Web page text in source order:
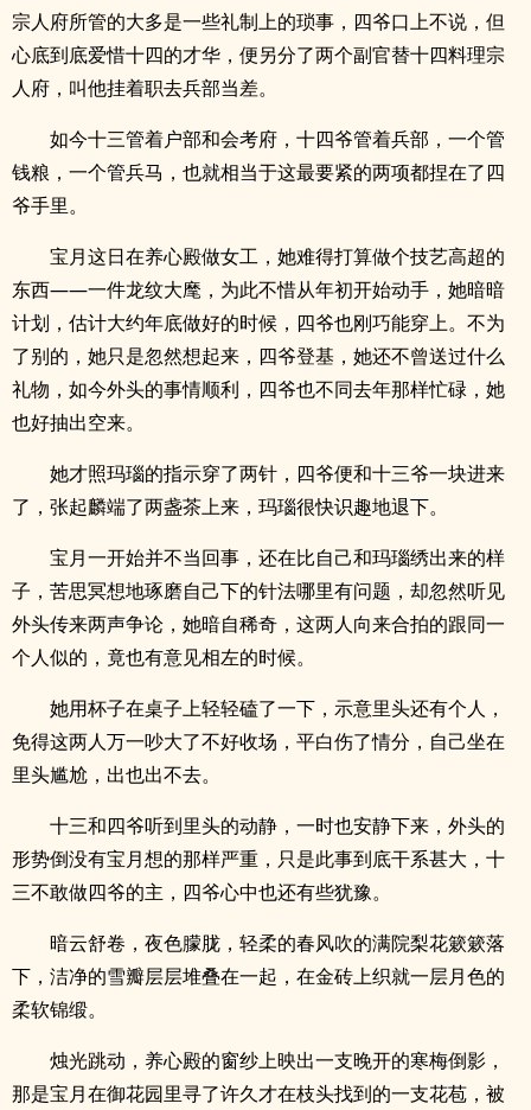
宗人府所管的大多是一些礼制上的琐事，四爷口上不说，但
心底到底爱惜十四的才华，便另分了两个副官替十四料理宗
人府，叫他挂着职去兵部当差。
如今十三管着户部和会考府，十四爷管着兵部，一个管
钱粮，一个管兵马，也就相当于这最要紧的两项都捏在了四
爷手里。
宝月这日在养心殿做女工，她难得打算做个技艺高超的
东西——一件龙纹大麾，为此不惜从年初开始动手，她暗暗
计划，估计大约年底做好的时候，四爷也刚巧能穿上。不为
了别的，她只是忽然想起来，四爷登基，她还不曾送过什么
礼物，如今外头的事情顺利，四爷也不同去年那样忙碌，她
也好抽出空来。
她才照玛瑙的指示穿了两针，四爷便和十三爷一块进来
了，张起麟端了两盏茶上来，玛瑙很快识趣地退下。
宝月一开始并不当回事，还在比自己和玛瑙绣出来的样
子，苦思冥想地琢磨自己下的针法哪里有问题，却忽然听见
外头传来两声争论，她暗自稀奇，这两人向来合拍的跟同一
个人似的，竟也有意见相左的时候。
她用杯子在桌子上轻轻磕了一下，示意里头还有个人，
免得这两人万一吵大了不好收场，平白伤了情分，自己坐在
里头尴尬，出也出不去。
十三和四爷听到里头的动静，一时也安静下来，外头的
形势倒没有宝月想的那样严重，只是此事到底干系甚大，十
三不敢做四爷的主，四爷心中也还有些犹豫。
暗云舒卷，夜色朦胧，轻柔的春风吹的满院梨花簌簌落
下，洁净的雪瓣层层堆叠在一起，在金砖上织就一层月色的
柔软锦缎。
烛光跳动，养心殿的窗纱上映出一支晚开的寒梅倒影，
那是宝月在御花园里寻了许久才在枝头找到的一支花苞，被